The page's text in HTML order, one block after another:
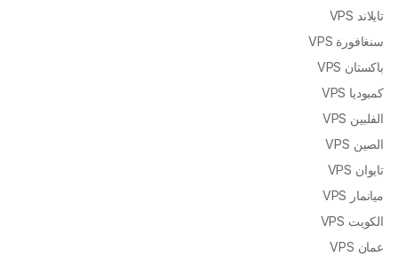
تايلاند VPS
سنغافورة VPS
باكستان VPS
كمبوديا VPS
الفلبين VPS
الصين VPS
تايوان VPS
ميانمار VPS
الكويت VPS
عمان VPS